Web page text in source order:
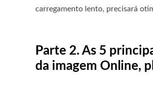
carregamento lento, precisará
Parte 2. As 5
da imagem Online,